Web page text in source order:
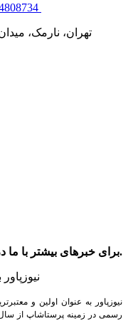
تهران، نارمک، میدان 48، کوچه شهید سیاوش،
برای خبرهای بیشتر با ما در شبکه های اجتماعی همراه باشید.
نیوزپاور به عنوان اولین و